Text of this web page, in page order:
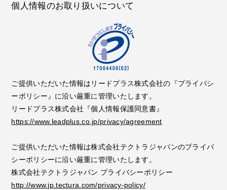
個人情報のお取り扱いについて
ご提供いただいた情報はリードプラス株式会社の『プライバシ
ーポリシー』に沿い厳重に管理いたします。
リードプラス株式会社『個人情報保護同意書』
https://www.leadplus.co.jp/privacy/agreement
ご提供いただいた情報は株式会社テクトラジャパンのプライバ
シーポリシーに沿い厳重に管理いたします。
株式会社テクトラジャパン プライバシーポリシー
http://www.jp.tectura.com/privacy-policy/